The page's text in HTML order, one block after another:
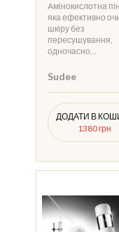
Aмінокислотна
яка ефективно
шкіру без
пересушування,
одночасно…
Sudee
ДОДАТИ В
1380 грн